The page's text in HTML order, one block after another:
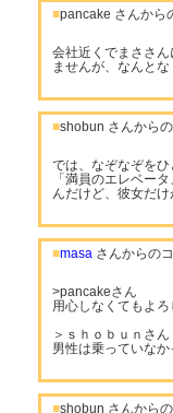
■pancake さんから
会社近くでまささ
ませんが、なんと
■shobun さんから
では、なぞなぞをひ
「満員のエレベー
んだけど、彼女だ
■masa さんからの
>pancakeさん
用心しなくてもよ
＞ｓｈｏｂｕｎさん
男性は乗っていな
■shobun さんから